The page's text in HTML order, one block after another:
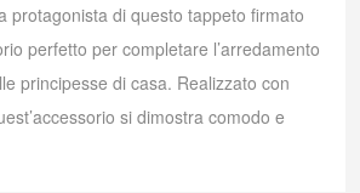
protagonista di questo tappeto firmato
perfetto per completare l’arredamento
principesse di casa. Realizzato con
si dimostra comodo e